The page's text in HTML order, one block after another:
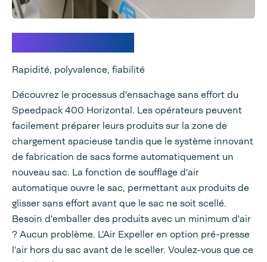
Rapidité, polyvalence, fiabilité
Découvrez le processus d'ensachage sans effort du
Speedpack 400 Horizontal. Les opérateurs peuvent
facilement préparer leurs produits sur la zone de
chargement spacieuse tandis que le système innovant
de fabrication de sacs forme automatiquement un
nouveau sac. La fonction de soufflage d'air
automatique ouvre le sac, permettant aux produits de
glisser sans effort avant que le sac ne soit scellé.
Besoin d'emballer des produits avec un minimum d'air
? Aucun problème. L'Air Expeller en option pré-presse
l'air hors du sac avant de le sceller. Voulez-vous que ce